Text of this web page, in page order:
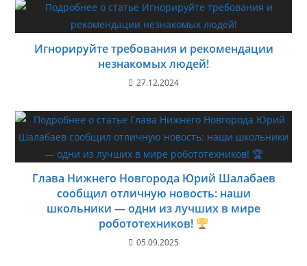
Игнорируйте требования и рекомендации
незнакомых людей!
27.12.2024
Глава Нижнего Новгорода Юрий Шалабаев
сообщил отличную новость: наши
школьники — одни из лучших в мире
робототехников!
05.09.2025